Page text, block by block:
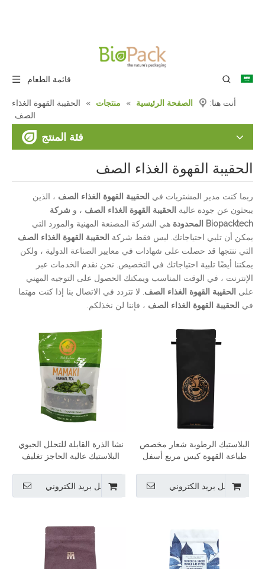
قائمة الطعام
أنت هنا: الصفحة الرئيسية » منتجات »
الحقيبة القهوة الغذاء
الصف
فئة المنتج
الحقيبة القهوة الغذاء الصف
ربما كنت مدير المشتريات في الحقيبة القهوة الغذاء الصف ، الذين
يبحثون عن جودة عالية الحقيبة القهوة الغذاء الصف ، و شركة
Biopacktech المحدودة
هي الشركة المصنعة المهنية والمورد التي
يمكن أن تلبي احتياجاتك. ليس فقط شركة الحقيبة القهوة الغذاء الصف
التي ننتجها قد حصلت على شهادات في معايير الصناعة الدولية ، ولكن
يمكننا أيضًا تلبية احتياجاتك في التخصيص. نحن نقدم الخدمات عبر
الإنترنت ، في الوقت المناسب ويمكنك الحصول على التوجيه المهني
على الحقيبة القهوة الغذاء الصف . لا تتردد في الاتصال بنا إذا كنت مهتما
في الحقيبة القهوة الغذاء الصف ، فإننا لن نخذلكم.
البلاستيك الرطوبة شعار مخصص
طباعة القهوة كيس مربع أسفل
ارسل بريد الكتروني
نشا الذرة القابلة للتحلل الحيوي
البلاستيك عالية الحاجز تغليف
ارسل بريد الكتروني